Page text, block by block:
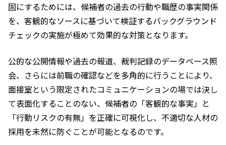
固にするためには、候補者の過去の行動や職歴の事実関係
を、客観的なソースに基づいて検証するバックグラウンド
チェックの実施が極めて効果的な対策となります。
公的な公開情報や過去の報道、裁判記録のデータベース照
会、さらには前職の確認などを多角的に行うことにより、
面接室という限定されたコミュニケーションの場では決し
て表面化することのない、候補者の「客観的な事実」と
「行動リスクの有無」を正確に可視化し、不適切な人材の
採用を未然に防ぐことが可能となるのです。